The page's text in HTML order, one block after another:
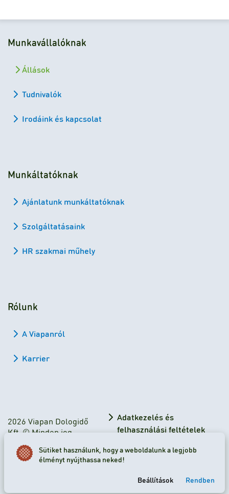
Munkavállalóknak
Állások
Tudnivalók
Irodáink és kapcsolat
Munkáltatóknak
Ajánlatunk munkáltatóknak
Szolgáltatásaink
HR szakmai műhely
Rólunk
A Viapanról
Karrier
2026 Viapan Dologidő
Kft. © Minden jog
fenntartva.
Adatkezelés és
felhasználási feltételek
Adatkezelési tájékoztató
Sütiket használunk, hogy a weboldalunk a legjobb
élményt nyújthassa neked!
Beállítások Rendben